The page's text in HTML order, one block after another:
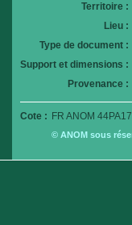
Territoire :
Lieu :
Type de document :
Support et dimensions :
Provenance :
Cote : FR ANOM
© ANOM sous